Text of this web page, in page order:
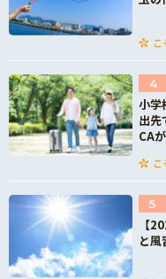
こ
4
小学
出先
CA
こ
5
【
と風